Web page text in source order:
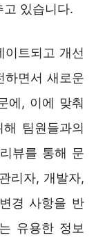
있습니다.
이트되고 개선
하면서 새로운
에, 이에 맞춰
팀원들과의
뷰를 통해 문
리자, 개발자,
경 사항을 반
유용한 정보